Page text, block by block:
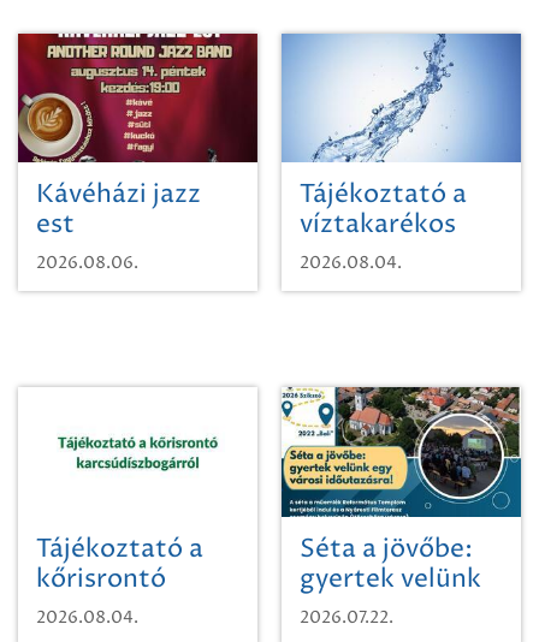
Kávéházi jazz
est
2026.08.06.
Tájékoztató a
víztakarékos
vízhasználatról
2026.08.04.
Tájékoztató a
kőrisrontó
karcsúdíszbogárról
2026.08.04.
Séta a jövőbe:
gyertek velünk
egy városi
2026.07.22.